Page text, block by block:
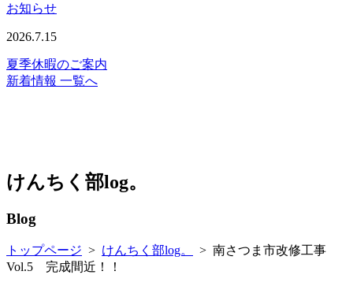
お知らせ
2026.7.15
夏季休暇のご案内
新着情報 一覧へ
けんちく部log。
Blog
トップページ > けんちく部log。 > 南さつま市改修工事
Vol.5 完成間近！！